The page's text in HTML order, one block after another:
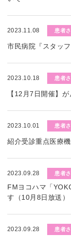
2023.11.08 患者
市民病院『スタッ
2023.10.18 患者
【12月7日開催】
2023.10.01 患者
紹介受診重点医療
2023.09.28 患者
FMヨコハマ「
す（10月8日放送）
2023.09.28 患者